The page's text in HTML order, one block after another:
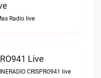
Radio live
Live
CRISPRO941 live